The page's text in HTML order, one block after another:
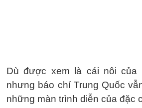
Dù được xem là cái nôi của
nhưng báo chí Trung Quốc
những màn trình diễn của đặc